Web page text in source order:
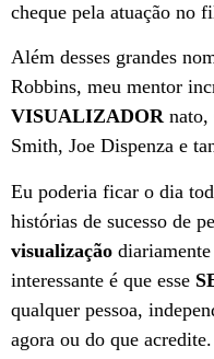
cheque pela atuação no
Além desses grandes
Robbins, meu mentor
VISUALIZADOR
Smith, Joe Dispenza e
Eu poderia ficar o dia
histórias de sucesso de
visualização
interessante é que esse
qualquer pessoa,
agora ou do que acredite.